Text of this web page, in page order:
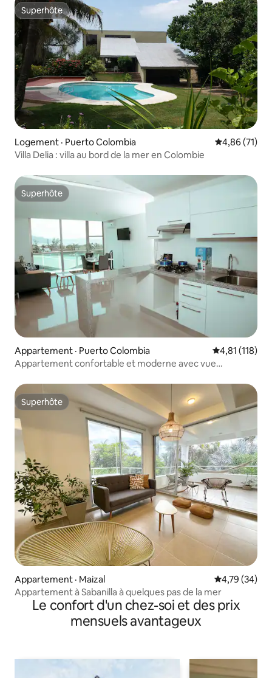
Superhôte
Superhôte
Logement · Puerto Colombia Note
4,86 (71)
Villa Delia : villa au bord de la mer en Colombie
Superhôte
Superhôte
Appartement · Puerto Colombia Note
4,81 (118)
Appartement confortable et moderne avec vue
Superhôte
Superhôte
Appartement · Maizal Note
4,79 (34)
Appartement à Sabanilla à quelques pas de la mer
Le confort d'un chez-soi et des prix
mensuels avantageux